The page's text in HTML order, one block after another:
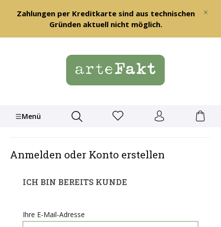
springen
Zahlungen per Kreditkarte sind aus technischen
Gründen aktuell nicht möglich.
Menü
Anmelden oder Konto erstellen
ICH BIN BEREITS KUNDE
Ihre E-Mail-Adresse